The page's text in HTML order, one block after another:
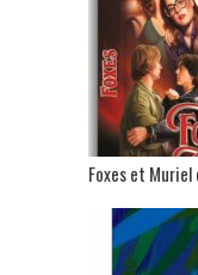
Foxes et Muriel